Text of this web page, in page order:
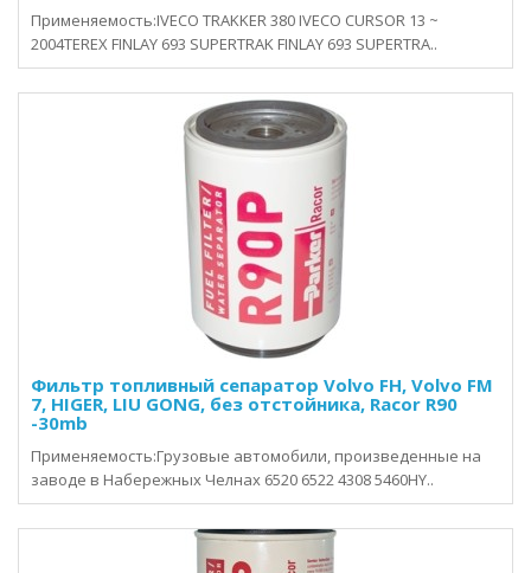
Применяемость:IVECO TRAKKER 380 IVECO CURSOR 13 ~
2004TEREX FINLAY 693 SUPERTRAK FINLAY 693 SUPERTRA..
Фильтр топливный сепаратор Volvo FH, Volvo FM
7, HIGER, LIU GONG, без отстойника, Racor R90
-30mb
Применяемость:Грузовые автомобили, произведенные на
заводе в Набережных Челнах 6520 6522 4308 5460HY..